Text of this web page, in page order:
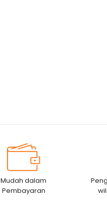
Mudah dalam
Pembayaran